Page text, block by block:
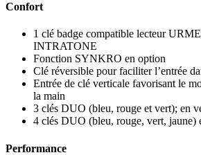
Confort
1 clé badge compatible lecteur
INTRATONE
Fonction SYNKRO en option
Clé réversible pour faciliter l’entrée
Entrée de clé verticale favorisant le
la main
3 clés DUO (bleu, rouge et vert); en
4 clés DUO (bleu, rouge, vert, jaune)
Performance